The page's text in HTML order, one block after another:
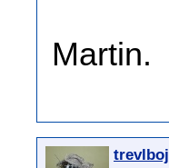
Martin.
trevlboj